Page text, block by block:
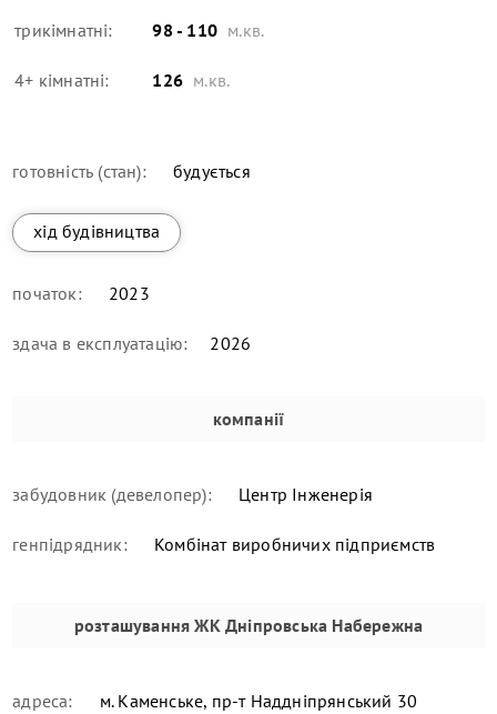
трикімнатні: 98 - 110 м.кв.
4+ кімнатні: 126 м.кв.
готовність (стан): будується
хід будівництва
початок: 2023
здача в експлуатацію: 2026
компанії
забудовник (девелопер): Центр Iнженерiя
генпідрядник: Комбiнат виробничих підприємств
розташування ЖК Дніпровська Набережна
адреса: м. Каменське, пр-т Наддніпрянський 30